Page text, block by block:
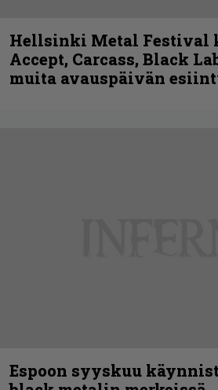
Hellsinki Metal Festival
Accept, Carcass, Black
muita avauspäivän
Espoon syyskuu